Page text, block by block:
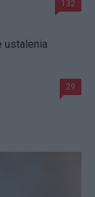
132
ustalenia
29